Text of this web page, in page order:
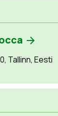
Tallinn, Eesti